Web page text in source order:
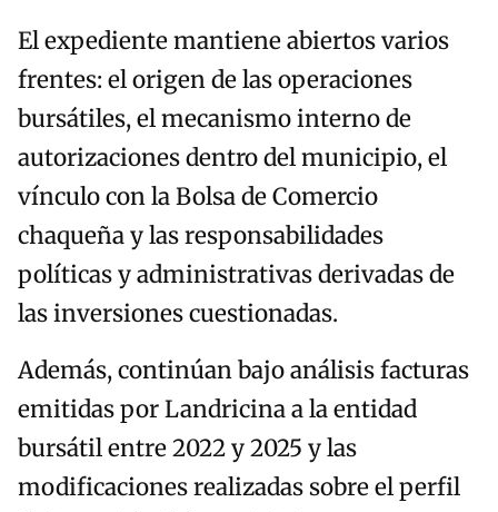
El expediente mantiene abiertos varios
frentes: el origen de las operaciones
bursátiles, el mecanismo interno de
autorizaciones dentro del municipio, el
vínculo con la Bolsa de Comercio
chaqueña y las responsabilidades
políticas y administrativas derivadas de
las inversiones cuestionadas.
Además, continúan bajo análisis facturas
emitidas por Landricina a la entidad
bursátil entre 2022 y 2025 y las
modificaciones realizadas sobre el perfil